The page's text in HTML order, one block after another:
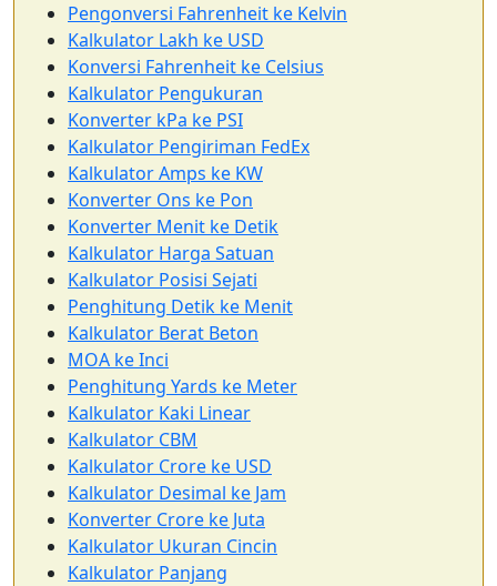
Pengonversi Fahrenheit ke Kelvin
Kalkulator Lakh ke USD
Konversi Fahrenheit ke Celsius
Kalkulator Pengukuran
Konverter kPa ke PSI
Kalkulator Pengiriman FedEx
Kalkulator Amps ke KW
Konverter Ons ke Pon
Konverter Menit ke Detik
Kalkulator Harga Satuan
Kalkulator Posisi Sejati
Penghitung Detik ke Menit
Kalkulator Berat Beton
MOA ke Inci
Penghitung Yards ke Meter
Kalkulator Kaki Linear
Kalkulator CBM
Kalkulator Crore ke USD
Kalkulator Desimal ke Jam
Konverter Crore ke Juta
Kalkulator Ukuran Cincin
Kalkulator Panjang